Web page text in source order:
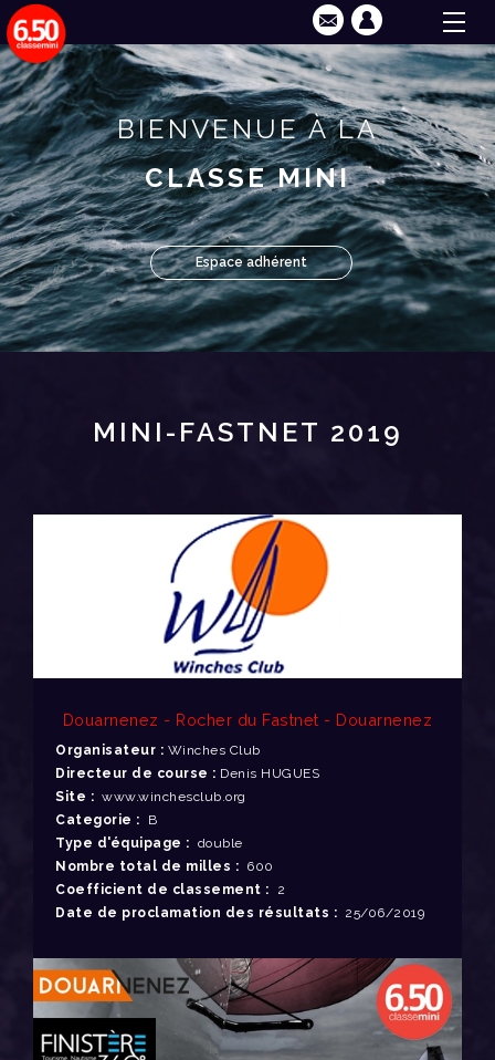
BIENVENUE À LA
CLASSE MINI
Espace adhérent
MINI-FASTNET 2019
Douarnenez - Rocher du Fastnet - Douarnenez
Organisateur : Winches Club
Directeur de course : Denis HUGUES
Site : www.winchesclub.org
Categorie : B
Type d'équipage : double
Nombre total de milles : 600
Coefficient de classement : 2
Date de proclamation des résultats : 25/06/2019